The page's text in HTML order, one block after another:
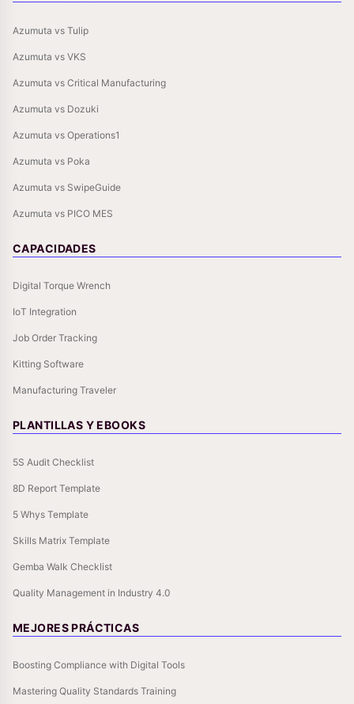
Azumuta vs Tulip
Azumuta vs VKS
Azumuta vs Critical Manufacturing
Azumuta vs Dozuki
Azumuta vs Operations1
Azumuta vs Poka
Azumuta vs SwipeGuide
Azumuta vs PICO MES
CAPACIDADES
Digital Torque Wrench
IoT Integration
Job Order Tracking
Kitting Software
Manufacturing Traveler
PLANTILLAS Y EBOOKS
5S Audit Checklist
8D Report Template
5 Whys Template
Skills Matrix Template
Gemba Walk Checklist
Quality Management in Industry 4.0
MEJORES PRÁCTICAS
Boosting Compliance with Digital Tools
Mastering Quality Standards Training